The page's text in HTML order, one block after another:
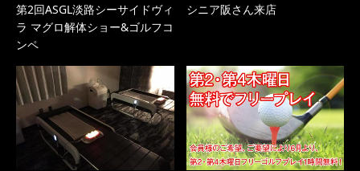
第2回ASGL淡路シーサイドヴィ
ラ マグロ解体ショー&ゴルフコ
ンペ
シニア阪さん来店